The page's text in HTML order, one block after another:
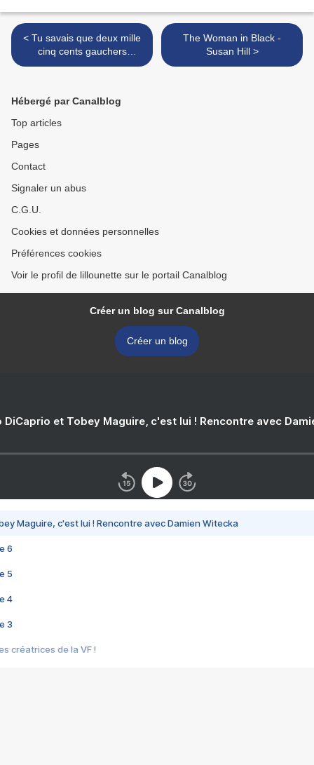
< Tu savais que deux mille
cinq cents gauchers
meurent chaque année
droitiers ?
The Woman in Black -
Susan Hill >
Hébergé par Canalblog
Top articles
Pages
Contact
Signaler un abus
C.G.U.
Cookies et données personnelles
Préférences cookies
Voir le profil de lillounette sur le portail Canalblog
Créer un blog sur Canalblog
Créer un blog
DiCaprio et Tobey Maguire, c'est lui ! Rencontre avec
Maguire, c'est lui ! Rencontre avec Damien Witecka
6
5
4
3
créatrices de la VF !